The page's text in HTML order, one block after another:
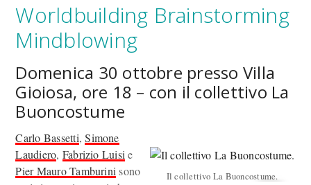
Worldbuilding Brainstorming
Mindblowing
Domenica 30 ottobre presso Villa
Gioiosa, ore 18 – con il collettivo La
Buoncostume
Il collettivo La Buoncostume.
Carlo Bassetti,Simone
Laudiero, Fabrizio Luisi e
Pier Mauro Tamburini sono